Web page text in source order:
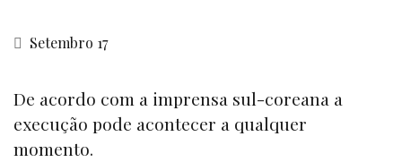
Setembro 17
De acordo com a imprensa sul-coreana a
execução pode acontecer a qualquer
momento.